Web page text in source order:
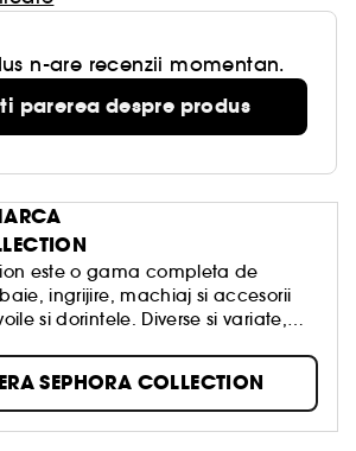
n-are recenzii momentan.
parerea despre produs
este o gama completa de
ingrijire, machiaj si accesorii
si dorintele. Diverse si variate,
concepute cu respect pentru
aceste produse au fost create
frumusetea intr-o placere
simpla, distractiva si intotdeauna
SEPHORA COLLECTION